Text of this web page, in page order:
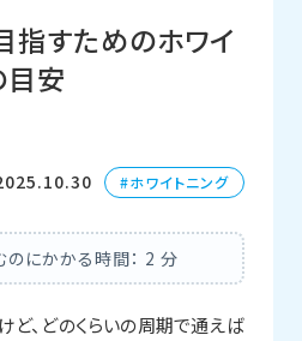
指すためのホワイ
目安
ホワイトニング
にかかる時間： 2 分
ど、どのくらいの周期で通えば